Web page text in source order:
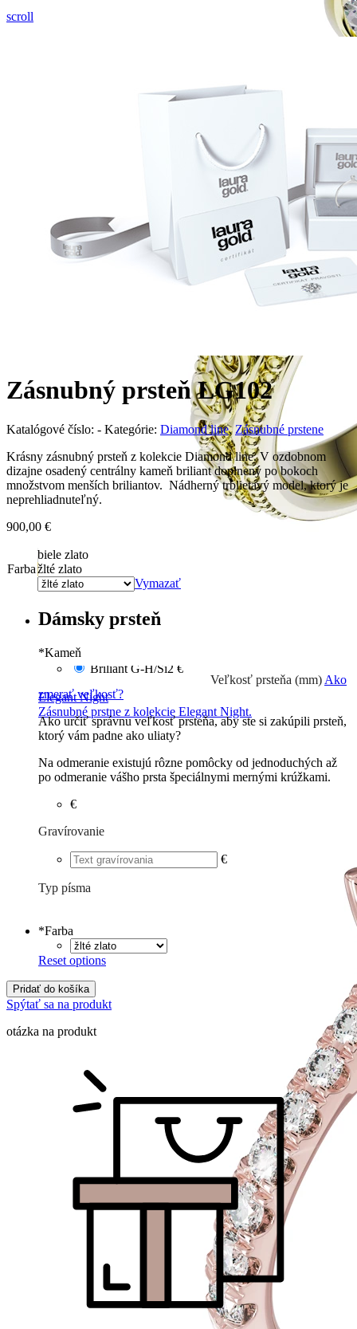
Elegant Night
Zásnubné prstne z kolekcie Elegant Night.
scroll
Zásnubný prsteň LG102
Katalógové číslo: - Kategórie: Diamond line, Zásnubné prstene
Krásny zásnubný prsteň z kolekcie Diamond line. V ozdobnom
dizajne osadený centrálny kameň briliant doplnený po bokoch
množstvom menších briliantov. Nádherný trblietavý model, ktorý je
neprehliadnuteľný.
900,00 €
Farba
biele zlato
žlté zlato
Vymazať
Dámsky prsteň
*Kameň
Briliant G-H/Si2 €
Veľkosť prsteňa (mm) Ako
zmerať veľkosť?
Ako určiť správnu veľkosť prsteňa, aby ste si zakúpili prsteň,
ktorý vám padne ako uliaty?
Na odmeranie existujú rôzne pomôcky od jednoduchých až
po odmeranie vášho prsta špeciálnymi mernými krúžkami.
€
Gravírovanie
€
Typ písma
*Farba
Reset options
Pridať do košíka
Spýtať sa na produkt
otázka na produkt